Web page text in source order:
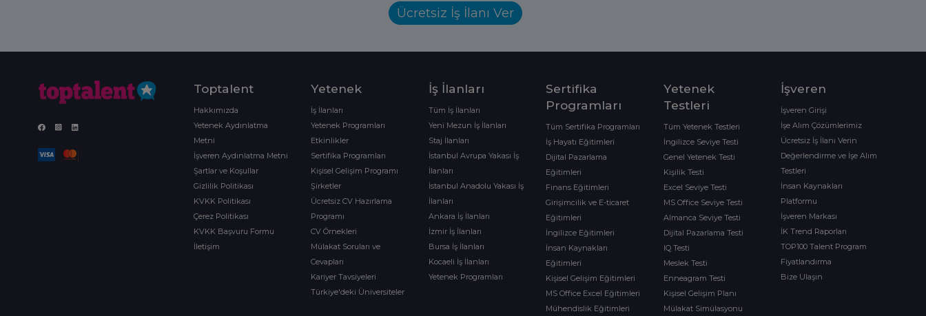
Ücretsiz İş İlanı Ver
Toptalent
Hakkımızda
Yetenek Aydınlatma
Metni
İşveren Aydınlatma Metni
Şartlar ve Koşullar
Gizlilik Politikası
KVKK Politikası
Çerez Politikası
KVKK Başvuru Formu
İletişim
Yetenek
İş İlanları
Yetenek Programları
Etkinlikler
Sertifika Programları
Kişisel Gelişim Programı
Şirketler
Ücretsiz CV Hazırlama
Programı
CV Örnekleri
Mülakat Soruları ve
Cevapları
Kariyer Tavsiyeleri
Türkiye'deki Üniversiteler
İş İlanları
Tüm İş İlanları
Yeni Mezun İş İlanları
Staj İlanları
İstanbul Avrupa Yakası İş
İlanları
İstanbul Anadolu Yakası İş
İlanları
Ankara İş İlanları
İzmir İş İlanları
Bursa İş İlanları
Kocaeli İş İlanları
Yetenek Programları
Sertifika
Programları
Tüm Sertifika Programları
İş Hayatı Eğitimleri
Dijital Pazarlama
Eğitimleri
Finans Eğitimleri
Girişimcilik ve E-ticaret
Eğitimleri
İngilizce Eğitimleri
İnsan Kaynakları
Eğitimleri
Kişisel Gelişim Eğitimleri
MS Office Excel Eğitimleri
Mühendislik Eğitimleri
Yetenek
Testleri
Tüm Yetenek Testleri
İngilizce Seviye Testi
Genel Yetenek Testi
Kişilik Testi
Excel Seviye Testi
MS Office Seviye Testi
Almanca Seviye Testi
Dijital Pazarlama Testi
IQ Testi
Meslek Testi
Enneagram Testi
Kişisel Gelişim Planı
Mülakat Simülasyonu
İşveren
İşveren Girişi
İşe Alım Çözümlerimiz
Ücretsiz İş İlanı Verin
Değerlendirme ve İşe Alım
Testleri
İnsan Kaynakları
Platformu
İşveren Markası
İK Trend Raporları
TOP100 Talent Program
Fiyatlandırma
Bize Ulaşın